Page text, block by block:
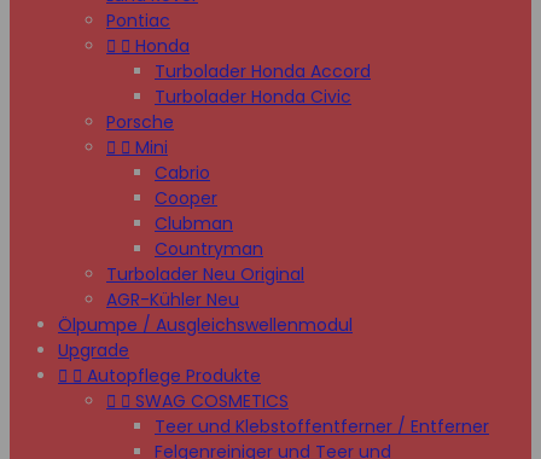
Pontiac
  Honda
Turbolader Honda Accord
Turbolader Honda Civic
Porsche
  Mini
Cabrio
Cooper
Clubman
Countryman
Turbolader Neu Original
AGR-Kühler Neu
Ölpumpe / Ausgleichswellenmodul
Upgrade
  Autopflege Produkte
  SWAG COSMETICS
Teer und Klebstoffentferner / Entferner
Felgenreiniger und Teer und